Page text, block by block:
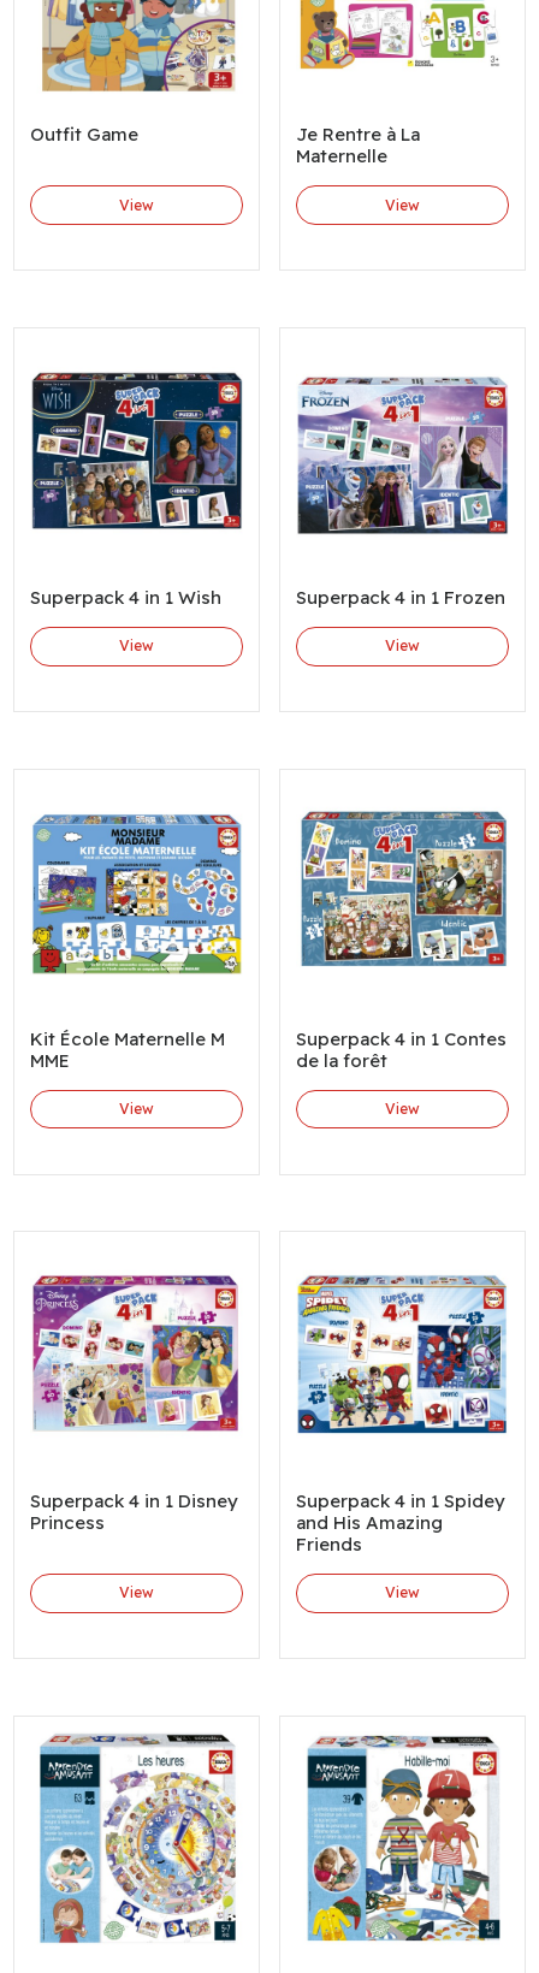
Outfit Game
View
Je Rentre à La
Maternelle
View
Superpack 4 in 1 Wish
View
Superpack 4 in 1 Frozen
View
Kit École Maternelle M
MME
View
Superpack 4 in 1 Contes
de la forêt
View
Superpack 4 in 1 Disney
Princess
View
Superpack 4 in 1 Spidey
and His Amazing
Friends
View